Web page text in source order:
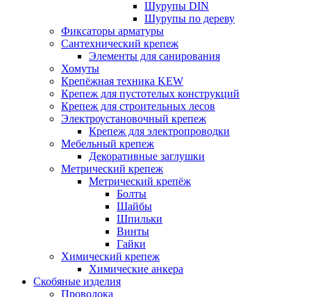
Шурупы DIN
Шурупы по дереву
Фиксаторы арматуры
Сантехнический крепеж
Элементы для санирования
Хомуты
Крепёжная техника KEW
Крепеж для пустотелых конструкций
Крепеж для строительных лесов
Электроустановочный крепеж
Крепеж для электропроводки
Мебельный крепеж
Декоративные заглушки
Метрический крепеж
Метрический крепёж
Болты
Шайбы
Шпильки
Винты
Гайки
Химический крепеж
Химические анкера
Скобяные изделия
Проволока